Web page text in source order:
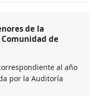
de la
de
al año
por la Auditoría